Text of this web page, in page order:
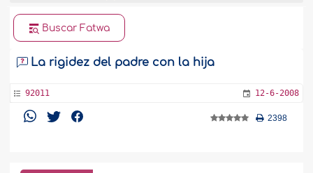
Buscar Fatwa
La rigidez del padre con la hija
92011 12-6-2008
2398